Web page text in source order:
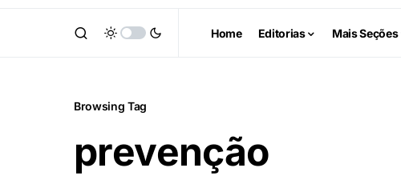
Home Editorias Mais Seções
Browsing Tag
prevenção